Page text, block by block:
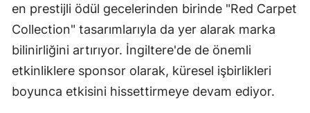
en prestijli ödül gecelerinden birinde "Red Carpet
Collection" tasarımlarıyla da yer alarak marka
bilinirliğini artırıyor. İngiltere'de de önemli
etkinliklere sponsor olarak, küresel işbirlikleri
boyunca etkisini hissettirmeye devam ediyor.